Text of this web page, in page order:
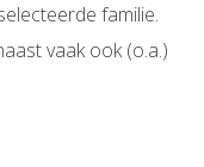
familie.
vaak ook (o.a.)